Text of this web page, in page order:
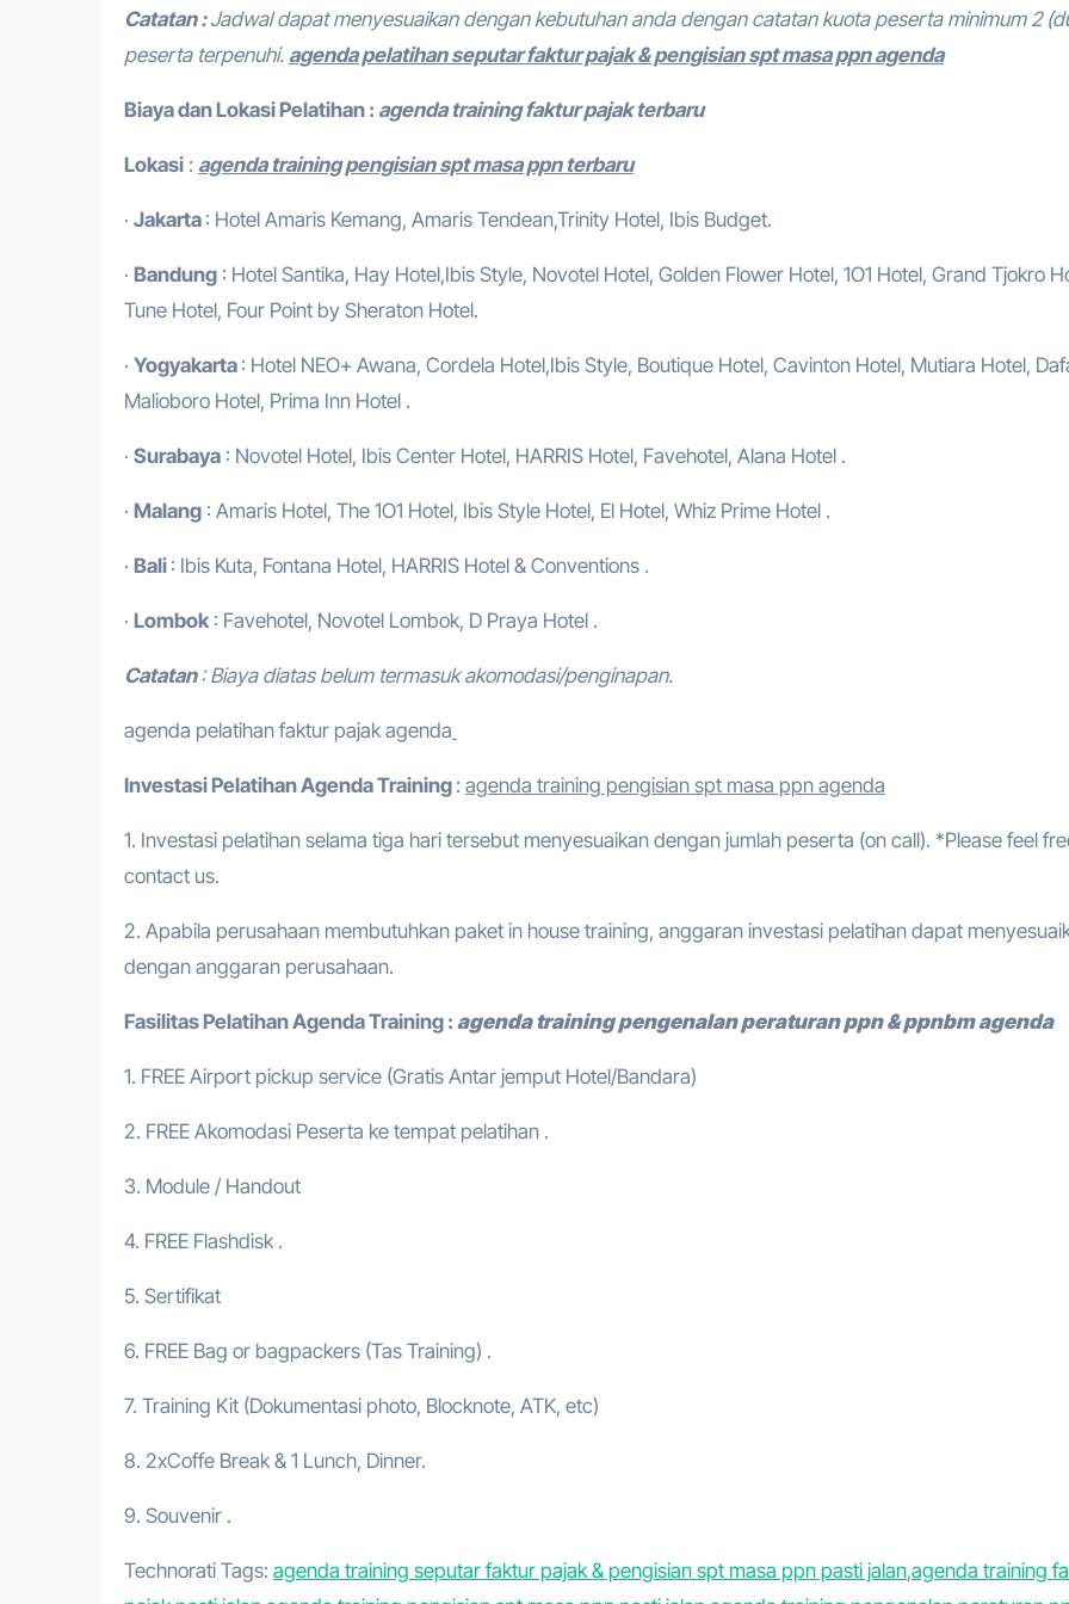
Catatan :Jadwal dapat menyesuaikan dengan kebutuhan anda dengan catatan kuota peserta minimum 2
peserta terpenuhi. agenda pelatihan seputar faktur pajak & pengisian spt masa ppn agenda
Biaya dan Lokasi Pelatihan : agenda training faktur pajak terbaru
Lokasi : agenda training pengisian spt masa ppn terbaru
· Jakarta : Hotel Amaris Kemang, Amaris Tendean,Trinity Hotel, Ibis Budget.
· Bandung : Hotel Santika, Hay Hotel,Ibis Style, Novotel Hotel, Golden Flower Hotel, 1O1 Hotel, Grand Tjokro
Tune Hotel, Four Point by Sheraton Hotel.
· Yogyakarta : Hotel NEO+ Awana, Cordela Hotel,Ibis Style, Boutique Hotel, Cavinton Hotel, Mutiara Hotel,
Malioboro Hotel, Prima Inn Hotel .
· Surabaya : Novotel Hotel, Ibis Center Hotel, HARRIS Hotel, Favehotel, Alana Hotel .
· Malang : Amaris Hotel, The 1O1 Hotel, Ibis Style Hotel, El Hotel, Whiz Prime Hotel .
· Bali : Ibis Kuta, Fontana Hotel, HARRIS Hotel & Conventions .
· Lombok : Favehotel, Novotel Lombok, D Praya Hotel .
Catatan: Biaya diatas belum termasuk akomodasi/penginapan.
agenda pelatihan faktur pajak agenda
Investasi PelatihanAgenda Training : agenda training pengisian spt masa ppn agenda
1. Investasi pelatihan selama tiga hari tersebut menyesuaikan dengan jumlah peserta (on call). *Please feel
contact us.
2. Apabila perusahaan membutuhkan paket in house training, anggaran investasi pelatihan dapat
dengan anggaran perusahaan.
Fasilitas PelatihanAgenda Training : agenda training pengenalan peraturan ppn & ppnbm agenda
1. FREE Airport pickup service (Gratis Antar jemput Hotel/Bandara)
2. FREE Akomodasi Peserta ke tempat pelatihan .
3. Module / Handout
4. FREE Flashdisk .
5. Sertifikat
6. FREE Bag or bagpackers (Tas Training) .
7. Training Kit (Dokumentasi photo, Blocknote, ATK, etc)
8. 2xCoffe Break & 1 Lunch, Dinner.
9. Souvenir .
Technorati Tags: agenda training seputar faktur pajak & pengisian spt masa ppn pasti jalan,agenda training